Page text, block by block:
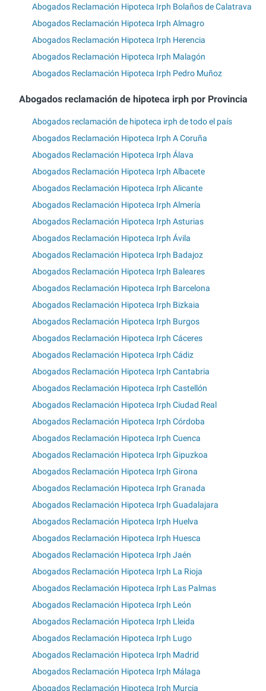
Abogados Reclamación Hipoteca Irph Bolaños de Calatrava
Abogados Reclamación Hipoteca Irph Almagro
Abogados Reclamación Hipoteca Irph Herencia
Abogados Reclamación Hipoteca Irph Malagón
Abogados Reclamación Hipoteca Irph Pedro Muñoz
Abogados reclamación de hipoteca irph por Provincia
Abogados reclamación de hipoteca irph de todo el país
Abogados Reclamación Hipoteca Irph A Coruña
Abogados Reclamación Hipoteca Irph Álava
Abogados Reclamación Hipoteca Irph Albacete
Abogados Reclamación Hipoteca Irph Alicante
Abogados Reclamación Hipoteca Irph Almería
Abogados Reclamación Hipoteca Irph Asturias
Abogados Reclamación Hipoteca Irph Ávila
Abogados Reclamación Hipoteca Irph Badajoz
Abogados Reclamación Hipoteca Irph Baleares
Abogados Reclamación Hipoteca Irph Barcelona
Abogados Reclamación Hipoteca Irph Bizkaia
Abogados Reclamación Hipoteca Irph Burgos
Abogados Reclamación Hipoteca Irph Cáceres
Abogados Reclamación Hipoteca Irph Cádiz
Abogados Reclamación Hipoteca Irph Cantabria
Abogados Reclamación Hipoteca Irph Castellón
Abogados Reclamación Hipoteca Irph Ciudad Real
Abogados Reclamación Hipoteca Irph Córdoba
Abogados Reclamación Hipoteca Irph Cuenca
Abogados Reclamación Hipoteca Irph Gipuzkoa
Abogados Reclamación Hipoteca Irph Girona
Abogados Reclamación Hipoteca Irph Granada
Abogados Reclamación Hipoteca Irph Guadalajara
Abogados Reclamación Hipoteca Irph Huelva
Abogados Reclamación Hipoteca Irph Huesca
Abogados Reclamación Hipoteca Irph Jaén
Abogados Reclamación Hipoteca Irph La Rioja
Abogados Reclamación Hipoteca Irph Las Palmas
Abogados Reclamación Hipoteca Irph León
Abogados Reclamación Hipoteca Irph Lleida
Abogados Reclamación Hipoteca Irph Lugo
Abogados Reclamación Hipoteca Irph Madrid
Abogados Reclamación Hipoteca Irph Málaga
Abogados Reclamación Hipoteca Irph Murcia